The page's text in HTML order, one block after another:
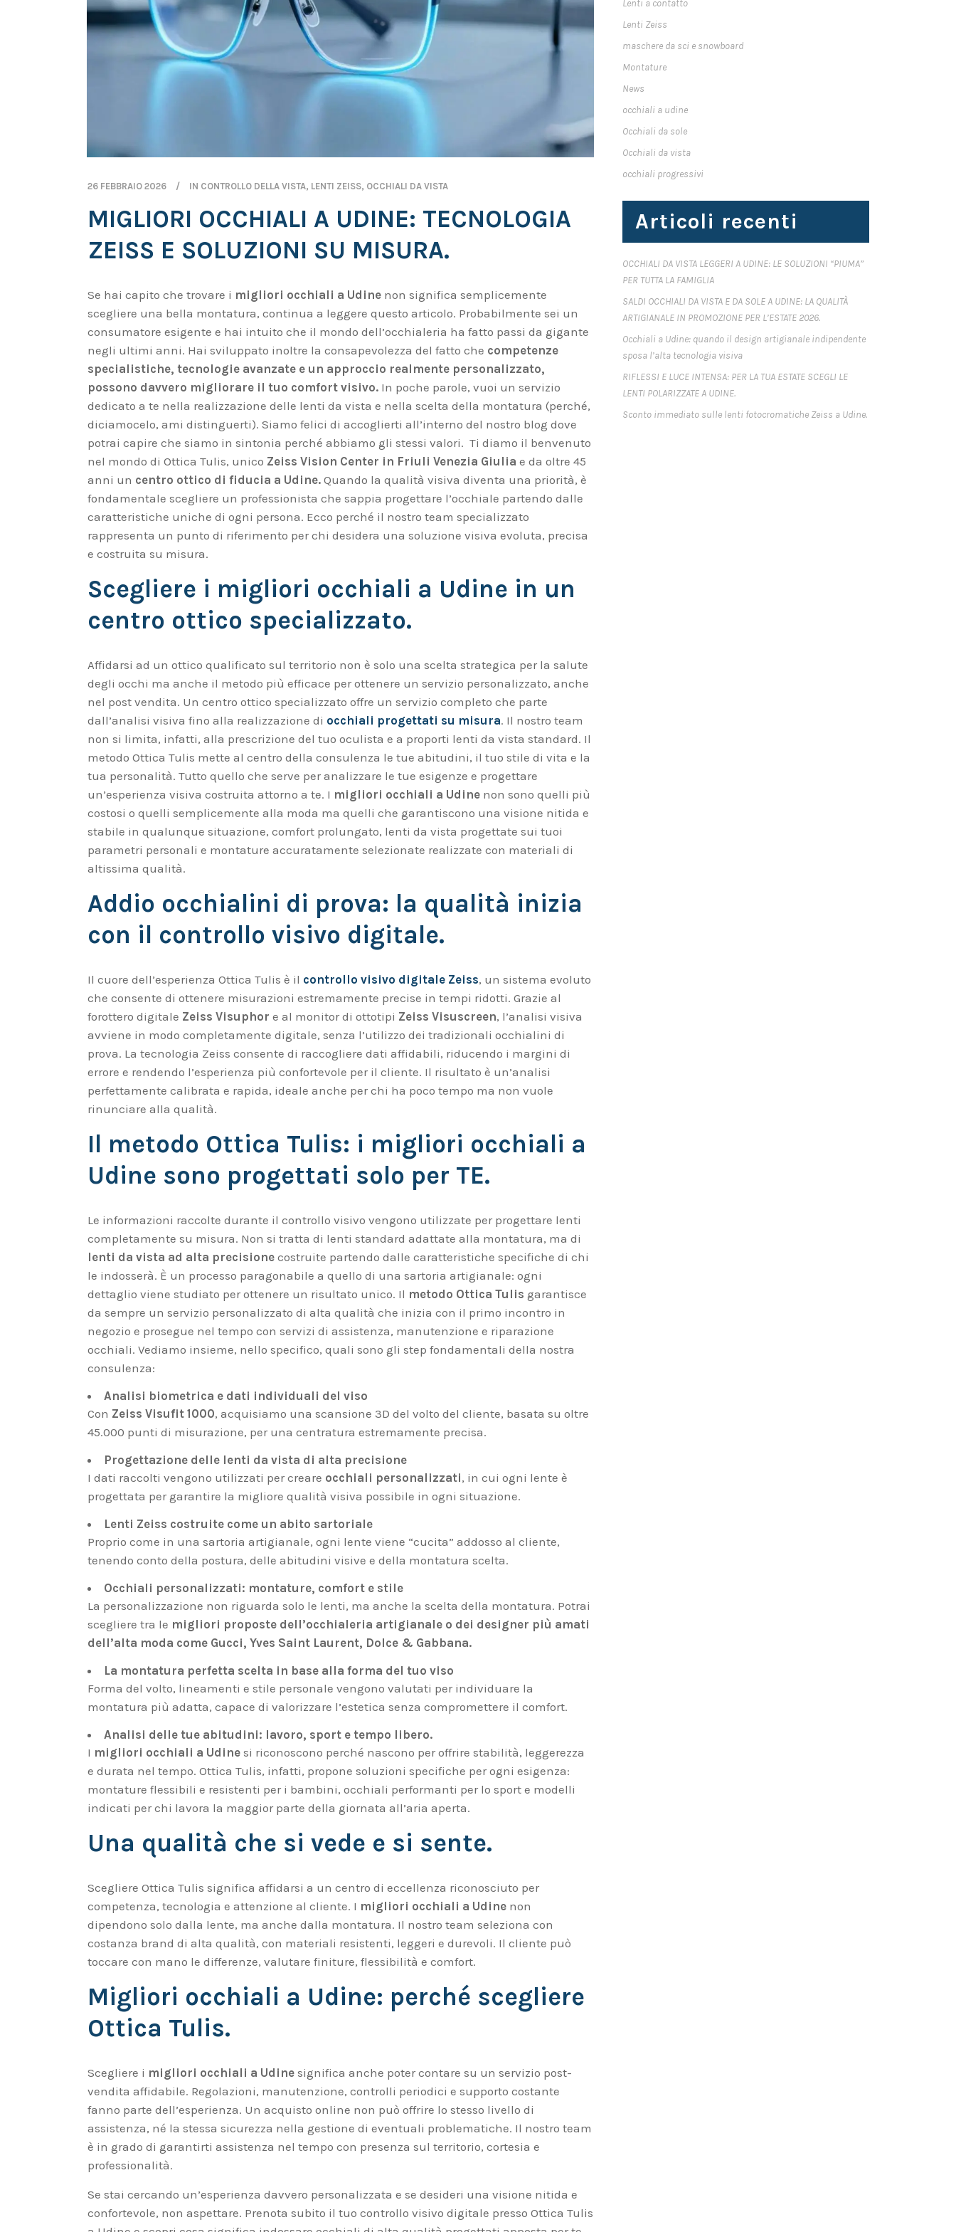
26 FEBBRAIO 2026 IN CONTROLLO DELLA VISTA, LENTI ZEISS, OCCHIALI DA VISTA
MIGLIORI OCCHIALI A UDINE: TECNOLOGIA
ZEISS E SOLUZIONI SU MISURA.
Se hai capito che trovare i migliori occhiali a Udine non significa semplicemente
scegliere una bella montatura, continua a leggere questo articolo. Probabilmente sei un
consumatore esigente e hai intuito che il mondo dell’occhialeria ha fatto passi da gigante
negli ultimi anni. Hai sviluppato inoltre la consapevolezza del fatto che competenze
specialistiche, tecnologie avanzate e un approccio realmente personalizzato,
possono davvero migliorare il tuo comfort visivo. In poche parole, vuoi un servizio
dedicato a te nella realizzazione delle lenti da vista e nella scelta della montatura (perché,
diciamocelo, ami distinguerti). Siamo felici di accoglierti all’interno del nostro blog dove
potrai capire che siamo in sintonia perché abbiamo gli stessi valori. Ti diamo il benvenuto
nel mondo di Ottica Tulis, unico Zeiss Vision Center in Friuli Venezia Giulia e da oltre 45
anni un centro ottico di fiducia a Udine. Quando la qualità visiva diventa una priorità, è
fondamentale scegliere un professionista che sappia progettare l’occhiale partendo dalle
caratteristiche uniche di ogni persona. Ecco perché il nostro team specializzato
rappresenta un punto di riferimento per chi desidera una soluzione visiva evoluta, precisa
e costruita su misura.
Scegliere i migliori occhiali a Udine in un
centro ottico specializzato.
Affidarsi ad un ottico qualificato sul territorio non è solo una scelta strategica per la salute
degli occhi ma anche il metodo più efficace per ottenere un servizio personalizzato, anche
nel post vendita. Un centro ottico specializzato offre un servizio completo che parte
dall’analisi visiva fino alla realizzazione di occhiali progettati su misura. Il nostro team
non si limita, infatti, alla prescrizione del tuo oculista e a proporti lenti da vista standard. Il
metodo Ottica Tulis mette al centro della consulenza le tue abitudini, il tuo stile di vita e la
tua personalità. Tutto quello che serve per analizzare le tue esigenze e progettare
un’esperienza visiva costruita attorno a te. I migliori occhiali a Udine non sono quelli più
costosi o quelli semplicemente alla moda ma quelli che garantiscono una visione nitida e
stabile in qualunque situazione, comfort prolungato, lenti da vista progettate sui tuoi
parametri personali e montature accuratamente selezionate realizzate con materiali di
altissima qualità.
Addio occhialini di prova: la qualità inizia
con il controllo visivo digitale.
Il cuore dell’esperienza Ottica Tulis è il controllo visivo digitale Zeiss, un sistema evoluto
che consente di ottenere misurazioni estremamente precise in tempi ridotti. Grazie al
forottero digitale Zeiss Visuphor e al monitor di ottotipi Zeiss Visuscreen, l’analisi visiva
avviene in modo completamente digitale, senza l’utilizzo dei tradizionali occhialini di
prova. La tecnologia Zeiss consente di raccogliere dati affidabili, riducendo i margini di
errore e rendendo l’esperienza più confortevole per il cliente. Il risultato è un’analisi
perfettamente calibrata e rapida, ideale anche per chi ha poco tempo ma non vuole
rinunciare alla qualità.
Il metodo Ottica Tulis: i migliori occhiali a
Udine sono progettati solo per TE.
Le informazioni raccolte durante il controllo visivo vengono utilizzate per progettare lenti
completamente su misura. Non si tratta di lenti standard adattate alla montatura, ma di
lenti da vista ad alta precisione costruite partendo dalle caratteristiche specifiche di chi
le indosserà. È un processo paragonabile a quello di una sartoria artigianale: ogni
dettaglio viene studiato per ottenere un risultato unico. Il metodo Ottica Tulis garantisce
da sempre un servizio personalizzato di alta qualità che inizia con il primo incontro in
negozio e prosegue nel tempo con servizi di assistenza, manutenzione e riparazione
occhiali. Vediamo insieme, nello specifico, quali sono gli step fondamentali della nostra
consulenza:
Analisi biometrica e dati individuali del viso
Con Zeiss Visufit 1000, acquisiamo una scansione 3D del volto del cliente, basata su oltre
45.000 punti di misurazione, per una centratura estremamente precisa.
Progettazione delle lenti da vista di alta precisione
I dati raccolti vengono utilizzati per creare occhiali personalizzati, in cui ogni lente è
progettata per garantire la migliore qualità visiva possibile in ogni situazione.
Lenti Zeiss costruite come un abito sartoriale
Proprio come in una sartoria artigianale, ogni lente viene “cucita” addosso al cliente,
tenendo conto della postura, delle abitudini visive e della montatura scelta.
Occhiali personalizzati: montature, comfort e stile
La personalizzazione non riguarda solo le lenti, ma anche la scelta della montatura. Potrai
scegliere tra le migliori proposte dell’occhialeria artigianale o dei designer più amati
dell’alta moda come Gucci, Yves Saint Laurent, Dolce & Gabbana.
La montatura perfetta scelta in base alla forma del tuo viso
Forma del volto, lineamenti e stile personale vengono valutati per individuare la
montatura più adatta, capace di valorizzare l’estetica senza compromettere il comfort.
Analisi delle tue abitudini: lavoro, sport e tempo libero.
I migliori occhiali a Udine si riconoscono perché nascono per offrire stabilità, leggerezza
e durata nel tempo. Ottica Tulis, infatti, propone soluzioni specifiche per ogni esigenza:
montature flessibili e resistenti per i bambini, occhiali performanti per lo sport e modelli
indicati per chi lavora la maggior parte della giornata all’aria aperta.
Una qualità che si vede e si sente.
Scegliere Ottica Tulis significa affidarsi a un centro di eccellenza riconosciuto per
competenza, tecnologia e attenzione al cliente. I migliori occhiali a Udine non
dipendono solo dalla lente, ma anche dalla montatura. Il nostro team seleziona con
costanza brand di alta qualità, con materiali resistenti, leggeri e durevoli. Il cliente può
toccare con mano le differenze, valutare finiture, flessibilità e comfort.
Migliori occhiali a Udine: perché scegliere
Ottica Tulis.
Scegliere i migliori occhiali a Udine significa anche poter contare su un servizio post-
vendita affidabile. Regolazioni, manutenzione, controlli periodici e supporto costante
fanno parte dell’esperienza. Un acquisto online non può offrire lo stesso livello di
assistenza, né la stessa sicurezza nella gestione di eventuali problematiche. Il nostro team
è in grado di garantirti assistenza nel tempo con presenza sul territorio, cortesia e
professionalità.
Se stai cercando un’esperienza davvero personalizzata e se desideri una visione nitida e
confortevole, non aspettare. Prenota subito il tuo controllo visivo digitale presso Ottica Tulis
Lenti a contatto
Lenti Zeiss
maschere da sci e snowboard
Montature
News
occhiali a udine
Occhiali da sole
Occhiali da vista
occhiali progressivi
Articoli recenti
OCCHIALI DA VISTA LEGGERI A UDINE: LE SOLUZIONI “PIUMA”
PER TUTTA LA FAMIGLIA
SALDI OCCHIALI DA VISTA E DA SOLE A UDINE: LA QUALITÀ
ARTIGIANALE IN PROMOZIONE PER L’ESTATE 2026.
Occhiali a Udine: quando il design artigianale indipendente
sposa l’alta tecnologia visiva
RIFLESSI E LUCE INTENSA: PER LA TUA ESTATE SCEGLI LE
LENTI POLARIZZATE A UDINE.
Sconto immediato sulle lenti fotocromatiche Zeiss a Udine.